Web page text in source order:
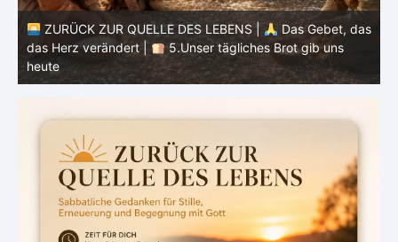
ZURÜCK ZUR QUELLE DES LEBENS |
Das Gebet, das
das Herz verändert |
4.Dein Wille geschehe